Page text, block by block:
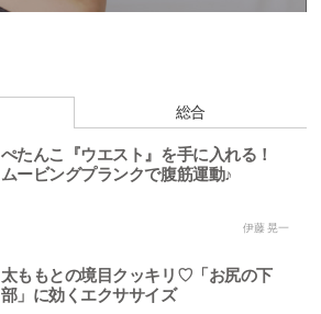
総合
ぺたんこ『ウエスト』を手に入れる！
ムービングプランクで腹筋運動♪
伊藤 晃一
太ももとの境目クッキリ♡「お尻の下
部」に効くエクササイズ